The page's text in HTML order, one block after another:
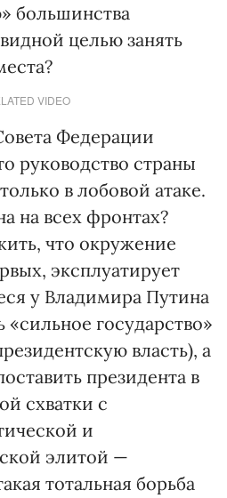
большинства
целью занять
VIDEO
Федерации
руководство страны
в лобовой атаке.
на всех фронтах?
что окружение
эксплуатирует
у Владимира Путина
«сильное государство»
власть), а
президента в
схватки с
и
элитой —
тотальная борьба